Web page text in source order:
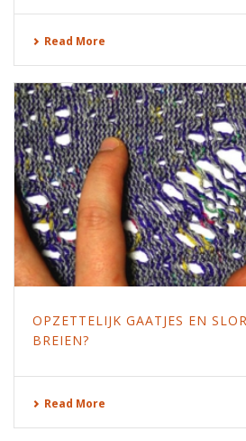
Read More
OPZETTELIJK GAATJES EN
BREIEN?
Read More